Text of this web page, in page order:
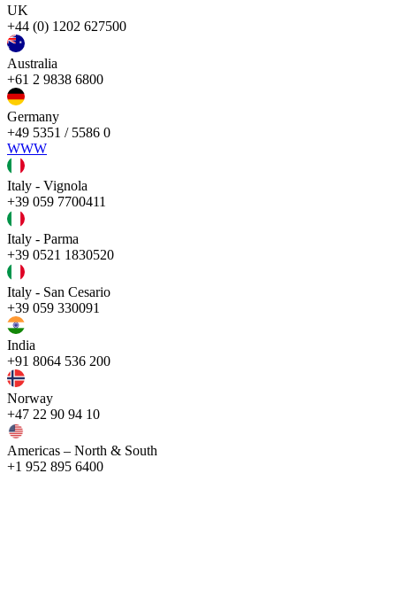
UK
+44 (0) 1202 627500
Australia
+61 2 9838 6800
Germany
+49 5351 / 5586 0
WWW
Italy - Vignola
+39 059 7700411
Italy - Parma
+39 0521 1830520
Italy - San Cesario
+39 059 330091
India
+91 8064 536 200
Norway
+47 22 90 94 10
Americas – North & South
+1 952 895 6400